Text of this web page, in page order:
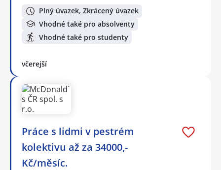
Plný úvazek, Zkrácený úvazek
Vhodné také pro absolventy
Vhodné také pro studenty
včerejší
Práce s lidmi v pestrém
kolektivu až za 34000,-
Kč/měsíc.